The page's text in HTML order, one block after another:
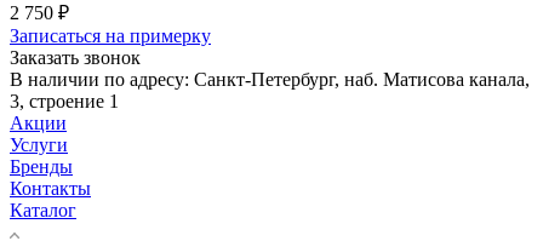
2 750 ₽
Записаться на примерку
Заказать звонок
В наличии по адресу: Санкт-Петербург, наб. Матисова канала,
3, строение 1
Акции
Услуги
Бренды
Контакты
Каталог